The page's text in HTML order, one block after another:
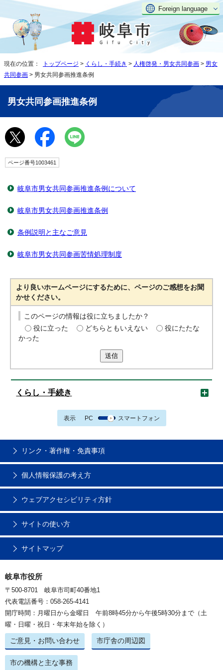
Foreign language
現在の位置： トップページ > くらし・手続き > 人権啓発・男女共同参画 > 男女
共同参画 > 男女共同参画推進条例
男女共同参画推進条例
ページ番号1003461
岐阜市男女共同参画推進条例について
岐阜市男女共同参画推進条例
条例説明と主なご意見
岐阜市男女共同参画苦情処理制度
より良いホームページにするために、ページのご感想をお聞
かせください。
このページの情報は役に立ちましたか？
役に立った
どちらともいえない
役にたたな
かった
送信
くらし・手続き
表示 PC スマートフォン
リンク・著作権・免責事項
個人情報保護の考え方
ウェブアクセシビリティ方針
サイトの使い方
サイトマップ
岐阜市役所
〒500-8701 岐阜市司町40番地1
代表電話番号：058-265-4141
開庁時間：月曜日から金曜日 午前8時45分から午後5時30分まで（土
曜・日曜・祝日・年末年始を除く）
ご意見・お問い合わせ 市庁舎の周辺図
市の機構と主な事務